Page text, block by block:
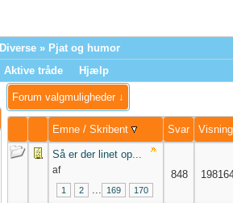
Diverse » Pjat og humor
Aktive tråde Hjælp
Forum valgmuligheder ↓
Emne / Skribent Svar
Så er der linet op...
af
1 2 ... 169 170
848